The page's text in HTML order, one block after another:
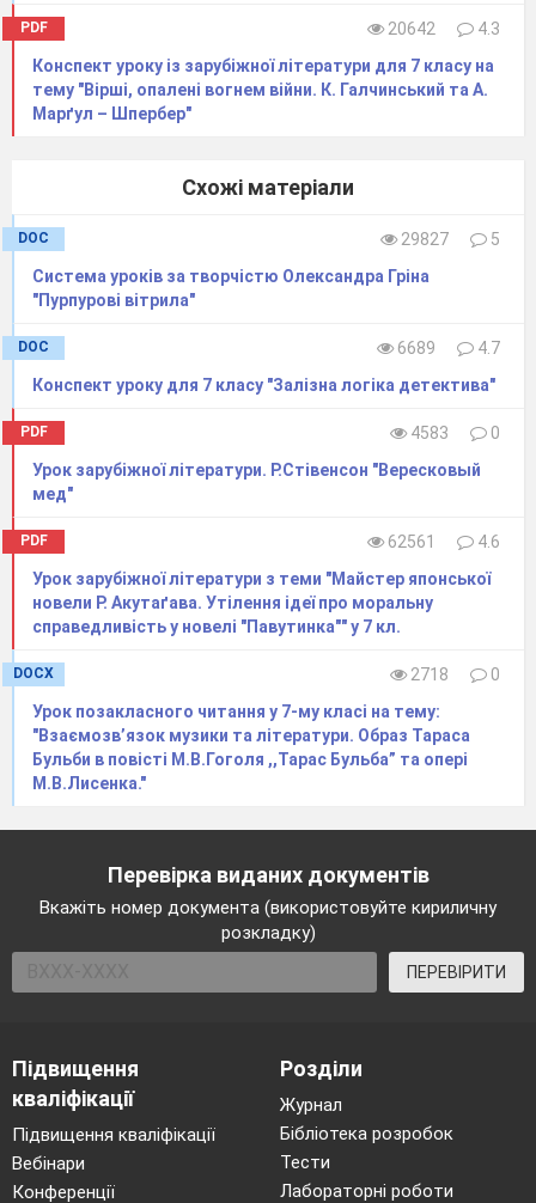
Дом, в котором проживал В.И. Даль с 1805 по 1824 г.(г.
Николаев)
мать говорила детям:
«Надо зацеплять всякое знанье, какое встретится
в пути». Даль всю жизнь
PDF 20642
4.3
Конспект уроку із зарубіжної літератури для 7 класу на
тему "Вірші, опалені вогнем війни. К. Галчинський та А.
Марґул – Шпербер"
Схожі матеріали
DOC 29827
5
Система уроків за творчістю Олександра Гріна
"Пурпурові вітрила"
DOC 6689
4.7
Конспект уроку для 7 класу "Залізна логіка детектива"
PDF 4583
0
Урок зарубіжної літератури. Р.Стівенсон "Вересковый
мед"
PDF 62561
4.6
Урок зарубіжної літератури з теми "Майстер японської
новели Р. Акутаґава. Утілення ідеї про моральну
справедливість у новелі "Павутинка"" у 7 кл.
DOCX 2718
0
Урок позакласного читання у 7-му класі на тему:
"Взаємозв’язок музики та літератури. Образ Тараса
Бульби в повісті М.В.Гоголя ,,Тарас Бульба” та опері
М.В.Лисенка."
Перевірка виданих документів
Вкажіть номер документа (використовуйте кириличну
розкладку)
ПЕРЕВІРИТИ
Підвищення
кваліфікації
Підвищення кваліфікації
Вебінари
Конференції
Розділи
Журнал
Бібліотека розробок
Тести
Лабораторні роботи